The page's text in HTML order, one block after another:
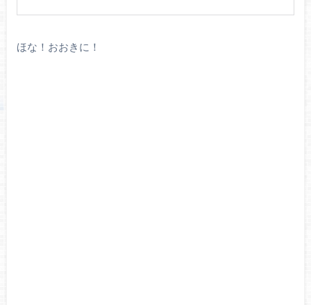
ほな！おおきに！